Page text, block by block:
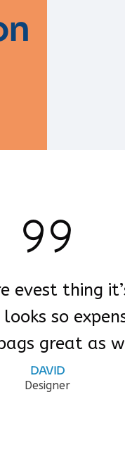
evest thing
so
great as
DAVID
Designer